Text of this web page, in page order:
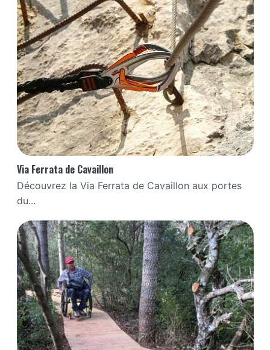
Via Ferrata de Cavaillon
Découvrez la Via Ferrata de Cavaillon aux portes
du...